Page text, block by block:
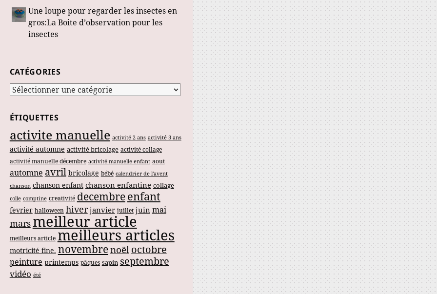
Une loupe pour regarder les insectes en
gros:La Boite d’observation pour les
insectes
CATÉGORIES
Catégories
ÉTIQUETTES
activite manuelle activité 2 ans activité 3 ans
activité automne activité bricolage activité collage
activité manuelle décembre activité manuelle enfant aout
automne avril bricolage bébé calendrier de l'avent
chanson chanson enfant chanson enfantine collage
colle comptine creativité decembreenfant
fevrier halloween hiver janvier juillet juin mai
marsmeilleur article
meilleurs article meilleurs articles
motricité fine. novembrenoëloctobre
peinture printemps pâques sapin septembre
vidéo été